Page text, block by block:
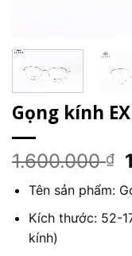
Gọng kính
1.600.000₫
Tên sản phẩm:
Kích thước: 52-
kính)